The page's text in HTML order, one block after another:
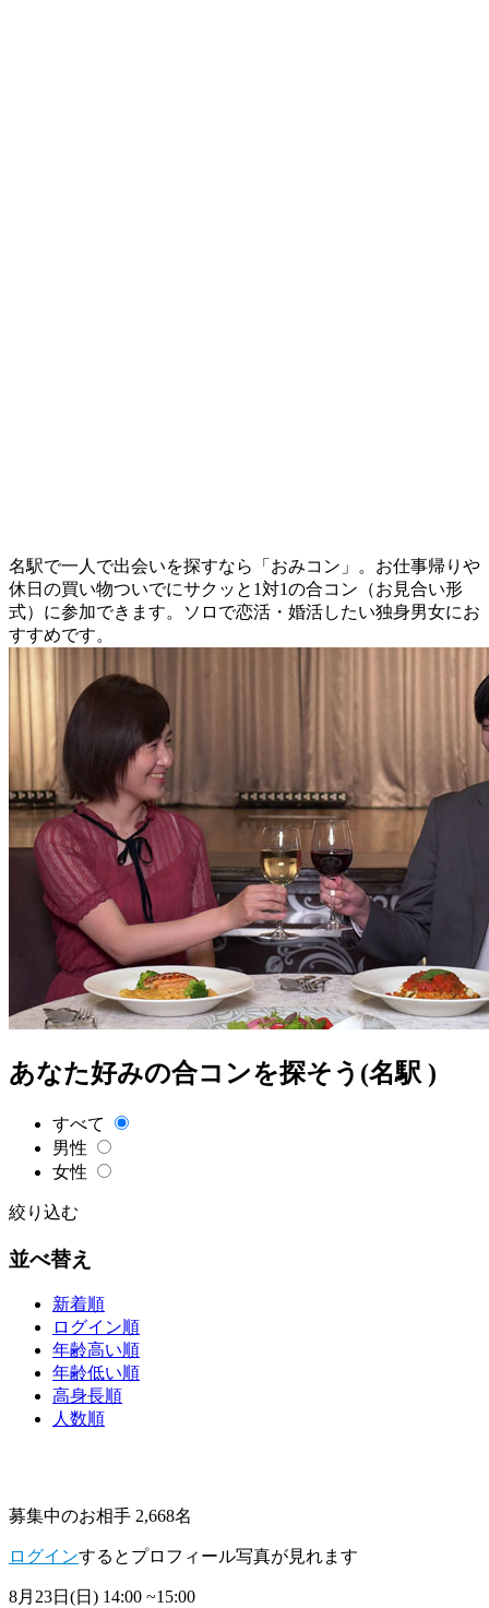
名駅で一人で出会いを探すなら「おみコン」。お仕事帰りや
休日の買い物ついでにサクッと1対1の合コン（お見合い形
式）に参加できます。ソロで恋活・婚活したい独身男女にお
すすめです。
あなた好みの合コンを探そう(名駅 )
すべて
男性
女性
絞り込む
並べ替え
新着順
ログイン順
年齢高い順
年齢低い順
高身長順
人数順
募集中のお相手 2,668名
ログインするとプロフィール写真が見れます
8月23日(日) 14:00 ~15:00